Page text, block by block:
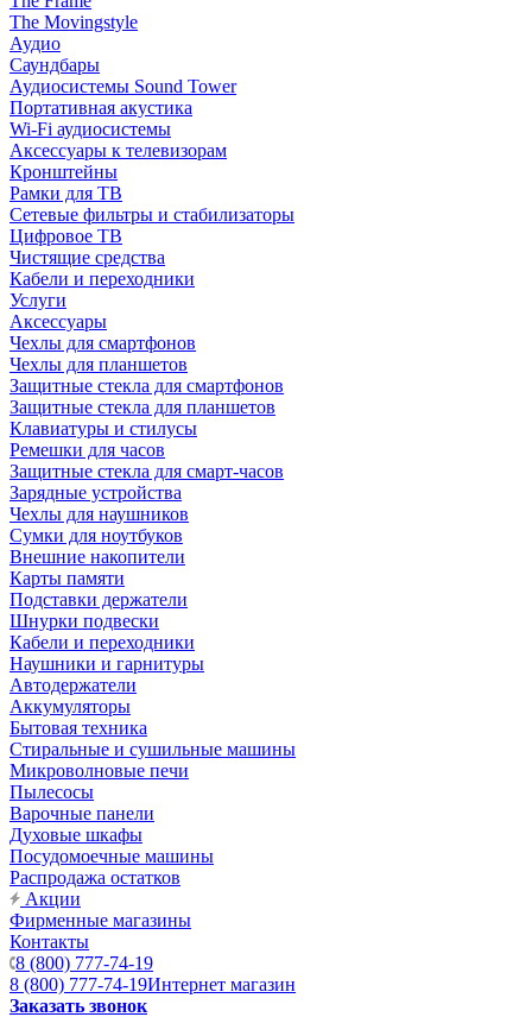
The Movingstyle
Аудио
Саундбары
Аудиосистемы Sound Tower
Портативная акустика
Wi-Fi аудиосистемы
Аксессуары к телевизорам
Кронштейны
Рамки для ТВ
Сетевые фильтры и стабилизаторы
Цифровое ТВ
Чистящие средства
Кабели и переходники
Услуги
Аксессуары
Чехлы для смартфонов
Чехлы для планшетов
Защитные стекла для смартфонов
Защитные стекла для планшетов
Клавиатуры и стилусы
Ремешки для часов
Защитные стекла для смарт-часов
Зарядные устройства
Чехлы для наушников
Сумки для ноутбуков
Внешние накопители
Карты памяти
Подставки держатели
Шнурки подвески
Кабели и переходники
Наушники и гарнитуры
Автодержатели
Аккумуляторы
Бытовая техника
Стиральные и сушильные машины
Микроволновые печи
Пылесосы
Варочные панели
Духовые шкафы
Посудомоечные машины
Распродажа остатков
Акции
Фирменные магазины
Контакты
8 (800) 777-74-19
8 (800) 777-74-19Интернет магазин
Заказать звонок